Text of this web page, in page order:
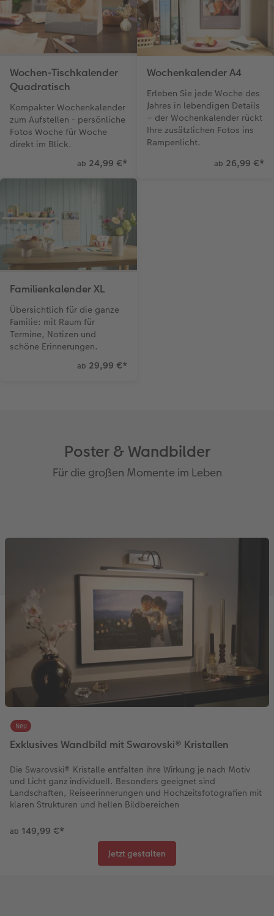
Wochen-Tischkalender
Quadratisch
Kompakter Wochenkalender
zum Aufstellen - persönliche
Fotos Woche für Woche
direkt im Blick.
ab 24,99 €*
Wochenkalender A4
Erleben Sie jede Woche des
Jahres in lebendigen Details
– der Wochenkalender rückt
Ihre zusätzlichen Fotos ins
Rampenlicht.
ab 26,99 €*
Familienkalender XL
Übersichtlich für die ganze
Familie: mit Raum für
Termine, Notizen und
schöne Erinnerungen.
ab 29,99 €*
Poster & Wandbilder
Für die großen Momente im Leben
Neu
Exklusives Wandbild mit Swarovski® Kristallen
Die Swarovski® Kristalle entfalten ihre Wirkung je nach Motiv
und Licht ganz individuell. Besonders geeignet sind
Landschaften, Reiseerinnerungen und Hochzeitsfotografien mit
klaren Strukturen und hellen Bildbereichen
ab 149,99 €*
Jetzt gestalten